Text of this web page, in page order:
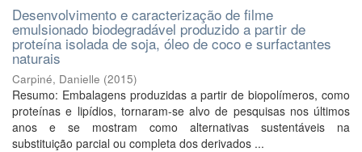
Desenvolvimento e caracterização de filme
emulsionado biodegradável produzido a partir de
proteína isolada de soja, óleo de coco e surfactantes
naturais
Carpiné, Danielle (2015)
Resumo: Embalagens produzidas a partir de biopolímeros, como
proteínas e lipídios, tornaram-se alvo de pesquisas nos últimos
anos e se mostram como alternativas sustentáveis na
substituição parcial ou completa dos derivados ...